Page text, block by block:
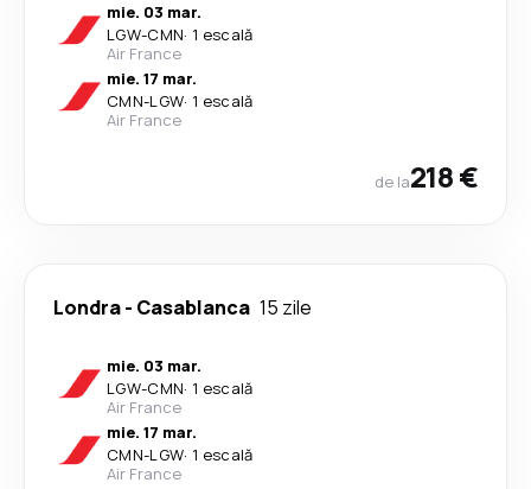
mie. 03 mar.
LGW-CMN· 1 escală
Air France
mie. 17 mar.
CMN-LGW· 1 escală
Air France
de la218 €
Londra- Casablanca 15 zile
mie. 03 mar.
LGW-CMN· 1 escală
Air France
mie. 17 mar.
CMN-LGW· 1 escală
Air France